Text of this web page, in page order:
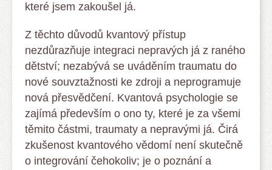
které jsem zakoušel já.
Z těchto důvodů kvantový přístup
nezdůrazňuje integraci nepravých já z raného
dětství; nezabývá se uváděním traumatu do
nové souvztažnosti ke zdroji a neprogramuje
nová přesvědčení. Kvantová psychologie se
zajímá především o ono ty, které je za všemi
těmito částmi, traumaty a nepravými já. Čirá
zkušenost kvantového vědomí není skutečně
o integrování čehokoliv; je o poznání a